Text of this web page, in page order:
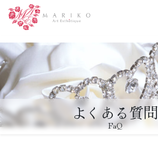
よくある質問
FaQ